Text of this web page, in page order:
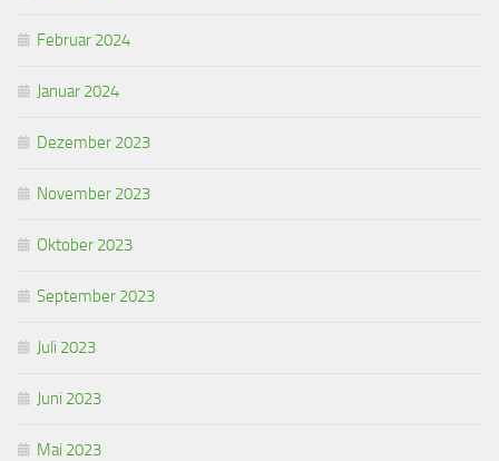
Februar 2024
Januar 2024
Dezember 2023
November 2023
Oktober 2023
September 2023
Juli 2023
Juni 2023
Mai 2023